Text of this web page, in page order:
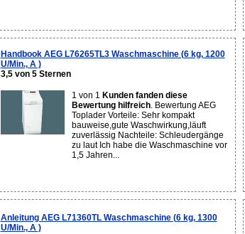
Handbook AEG L76265TL3 Waschmaschine (6 kg, 1200
U/Min., A )
3,5 von 5 Sternen
1 von 1 Kunden fanden diese
Bewertung hilfreich. Bewertung AEG
Toplader Vorteile: Sehr kompakt
bauweise,gute Waschwirkung,läuft
zuverlässig Nachteile: Schleudergänge
zu laut Ich habe die Waschmaschine vor
1,5 Jahren...
Anleitung AEG L71360TL Waschmaschine (6 kg, 1300
U/Min., A )